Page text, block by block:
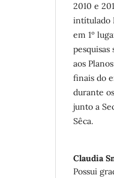
2010 e
intítulado
em 1º
aos
finais do
durante
junto a
Sêca.
Claudia
Possui